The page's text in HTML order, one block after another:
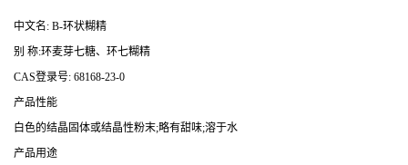
中文名: B-环状糊精
别 称:环麦芽七糖、环七糊精
CAS登录号: 68168-23-0
产品性能
白色的结晶固体或结晶性粉末;略有甜味;溶于水
产品用途